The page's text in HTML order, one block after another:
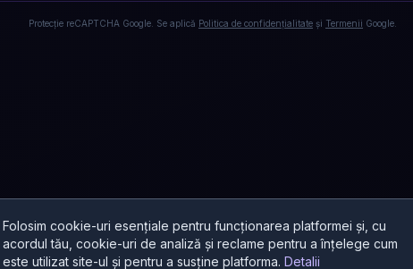
Folosim cookie-uri esențiale pentru funcționarea platformei și, cu
acordul tău, cookie-uri de analiză și reclame pentru a înțelege cum
este utilizat site-ul și pentru a susține platforma. Detalii
Protecție reCAPTCHA Google. Se aplică Politica de confidențialitate și Termenii Google.